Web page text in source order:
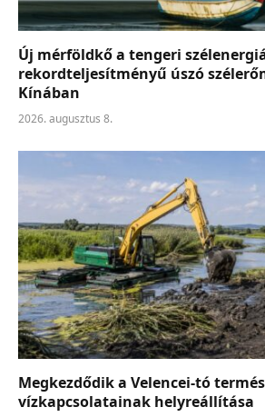
Új mérföldkő a tengeri
rekordteljesítményű úszó
Kínában
2026. augusztus 8.
Megkezdődik a Velencei-tó
vízkapcsolatainak helyreállítása